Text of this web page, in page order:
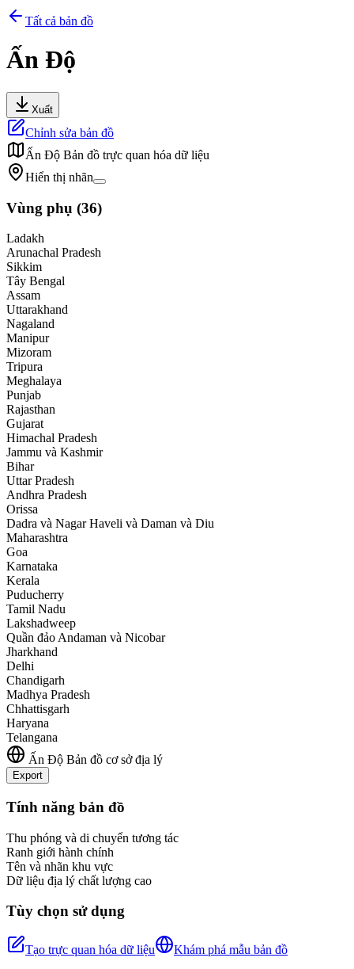
Tất cả bản đồ
Ấn Độ
Xuất
Chỉnh sửa bản đồ
Ấn Độ Bản đồ trực quan hóa dữ liệu
Hiển thị nhãn
Vùng phụ (36)
Ladakh
Arunachal Pradesh
Sikkim
Tây Bengal
Assam
Uttarakhand
Nagaland
Manipur
Mizoram
Tripura
Meghalaya
Punjab
Rajasthan
Gujarat
Himachal Pradesh
Jammu và Kashmir
Bihar
Uttar Pradesh
Andhra Pradesh
Orissa
Dadra và Nagar Haveli và Daman và Diu
Maharashtra
Goa
Karnataka
Kerala
Puducherry
Tamil Nadu
Lakshadweep
Quần đảo Andaman và Nicobar
Jharkhand
Delhi
Chandigarh
Madhya Pradesh
Chhattisgarh
Haryana
Telangana
Ấn Độ Bản đồ cơ sở địa lý
Export
+
Tính năng bản đồ
Thu phóng và di chuyển tương tác
Ranh giới hành chính
Tên và nhãn khu vực
Dữ liệu địa lý chất lượng cao
Tùy chọn sử dụng
Tạo trực quan hóa dữ liệu
Khám phá mẫu bản đồ